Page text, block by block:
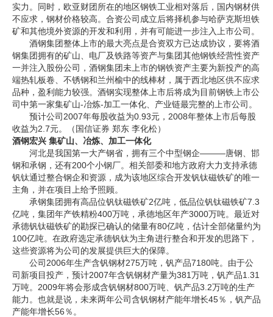
党建工作
企业文化
《资源再生》杂志
行情报价
数字报
实力。同时，欧亚财团所在的地区钢铁工业相对落后，国内钢材供
不应求，钢材价格较高。合资公司成立后将择机参与哈萨克斯坦铁
矿和其他境外资源的开发和利用，并有可能进一步注入上市公司。
酒钢集团整体上市的最大亮点是合资双方已达成协议，要将酒
钢集团拥有的矿山、电厂及铁路等资产与集团其他钢铁经营性资产
一并注入股份公司，酒钢集团未上市的钢铁资产主要为新投产的高
端热轧板卷、不锈钢和兰州榆中的线棒材，属于西北地区供不应求
品种，盈利能力较强。酒钢实现整体上市后将成为目前钢铁上市公
司中第一家集矿山-冶炼-加工一体化、产业链最完整的上市公司。
预计公司2007年每股收益为0.93元，2008年整体上市后每股
收益为2.7元。（国信证券 郑东 李化松）
酒钢宏兴 集矿山、冶炼、加工一体化
河北是我国第一大产钢省，拥有三个中型钢企———唐钢、邯
钢和承钢，还有200个小钢厂。相关部委和地方政府大力支持承德
钒钛通过整合钢企和资源，成为该地区综合开发钒钛磁铁矿的唯一
主角，并在项目上给予照顾。
承钢集团拥有高品位钒钛磁铁矿2亿吨，低品位钒钛磁铁矿7.3
亿吨，集团年产铁精粉400万吨，承德地区年产3000万吨。最近对
承德钒钛磁铁矿的勘探已确认的储量有80亿吨，估计全部储量约为
100亿吨。在政府选定承德钒钛为主角进行整合和开发的思路下，
这些资源将为公司的发展提供巨大的保障。
公司2006年生产含钒钢材275万吨，钒产品7180吨。由于公
司新项目投产，预计2007年含钒钢材产量为381万吨，钒产品1.31
万吨。2009年将会形成含钒钢材800万吨、钒产品3.2万吨的生产
能力。也就是说，未来两年公司含钒钢材产能年增长45％，钒产品
产能年增长56％。